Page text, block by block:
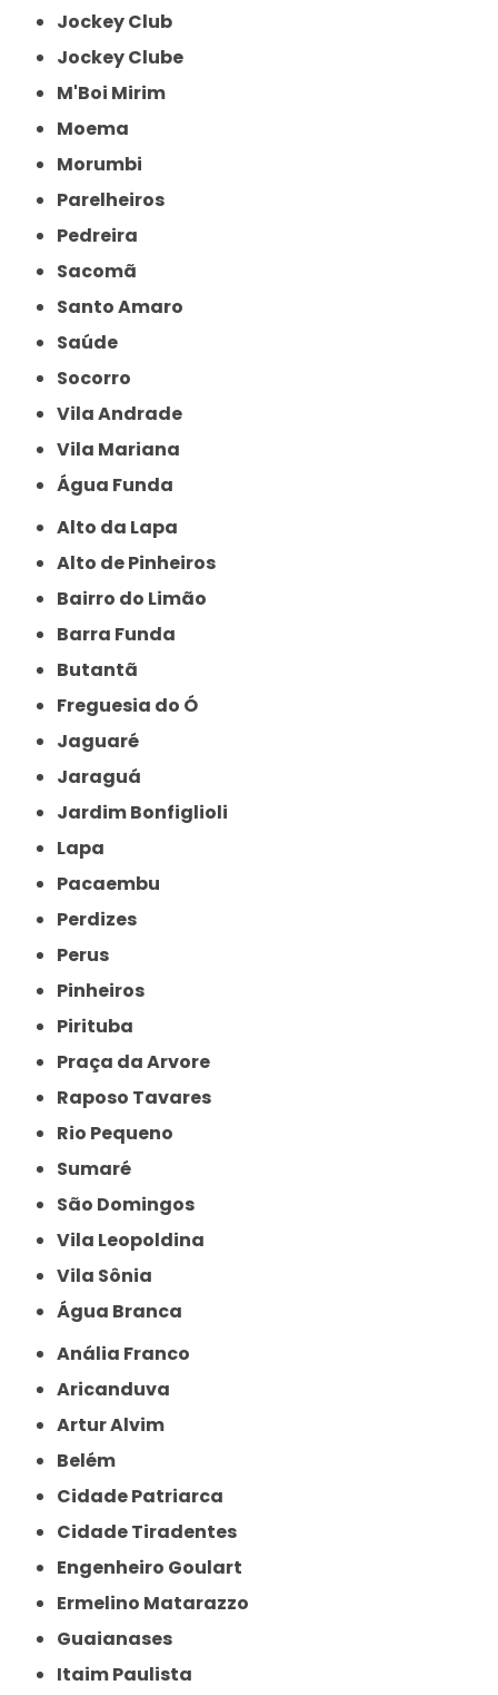
Jockey Club
Jockey Clube
M'Boi Mirim
Moema
Morumbi
Parelheiros
Pedreira
Sacomã
Santo Amaro
Saúde
Socorro
Vila Andrade
Vila Mariana
Água Funda
Alto da Lapa
Alto de Pinheiros
Bairro do Limão
Barra Funda
Butantã
Freguesia do Ó
Jaguaré
Jaraguá
Jardim Bonfiglioli
Lapa
Pacaembu
Perdizes
Perus
Pinheiros
Pirituba
Praça da Arvore
Raposo Tavares
Rio Pequeno
Sumaré
São Domingos
Vila Leopoldina
Vila Sônia
Água Branca
Anália Franco
Aricanduva
Artur Alvim
Belém
Cidade Patriarca
Cidade Tiradentes
Engenheiro Goulart
Ermelino Matarazzo
Guaianases
Itaim Paulista